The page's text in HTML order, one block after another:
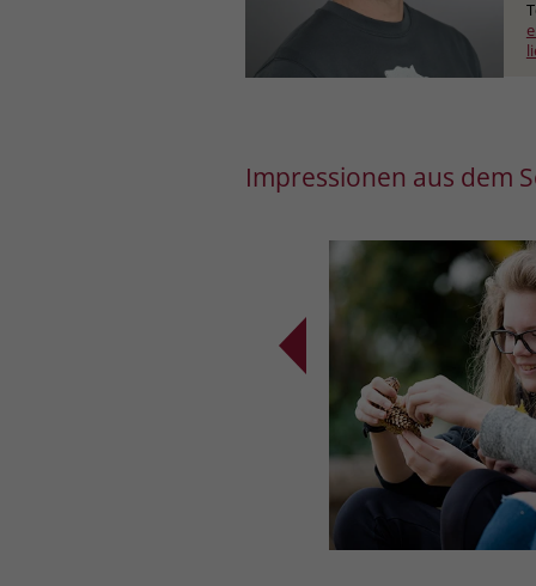
Impressionen aus dem